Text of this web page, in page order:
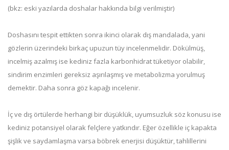
(bkz: eski yazılarda doshalar hakkında bilgi verilmiştir)
Doshasını tespit ettikten sonra ikinci olarak dış mandalada, yani
gözlerin üzerindeki birkaç upuzun tüy incelenmelidir. Dökülmüş,
incelmiş azalmış ise kediniz fazla karbonhidrat tüketiyor olabilir,
sindirim enzimleri gereksiz aşırılaşmış ve metabolizma yorulmuş
demektir. Daha sonra göz kapağı incelenir.
İç ve dış örtülerde herhangi bir düşüklük, uyumsuzluk söz konusu ise
kediniz potansiyel olarak felçlere yatkındır. Eğer özellikle iç kapakta
şişlik ve saydamlaşma varsa böbrek enerjisi düşüktür, tahlillerini